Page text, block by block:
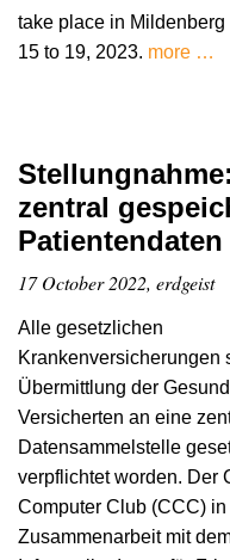
take place in
15 to 19, 2023. more …
zentral
17 October 2022, erdgeist
Alle gesetzlichen
Krankenversicherungen
Übermittlung der
Versicherten an eine
Datensammelstelle
verpflichtet worden. Der
Computer Club (CCC) in
Zusammenarbeit mit